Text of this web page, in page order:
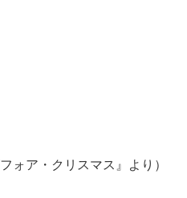
ォア・クリスマス』より）